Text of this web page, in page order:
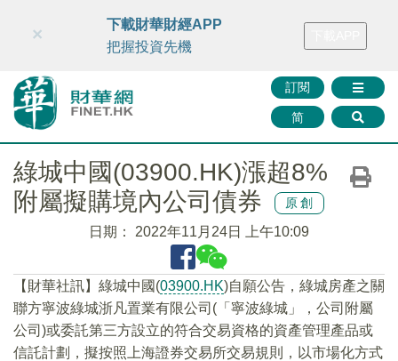
財華智庫網 FINTV FINMETA 財華證券 媒體矩陣
訂閱
简
×
下載財華財經APP
把握投資先機
綠城中國(03900.HK)漲超8%
附屬擬購境內公司債券
原創
日期： 2022年11月24日 上午10:09
【財華社訊】綠城中國(03900.HK)自願公告，綠城房產之關
聯方寧波綠城浙凡置業有限公司(「寧波綠城」，公司附屬
公司)或委託第三方設立的符合交易資格的資產管理產品或
信託計劃，擬按照上海證券交易所交易規則，以市場化方式